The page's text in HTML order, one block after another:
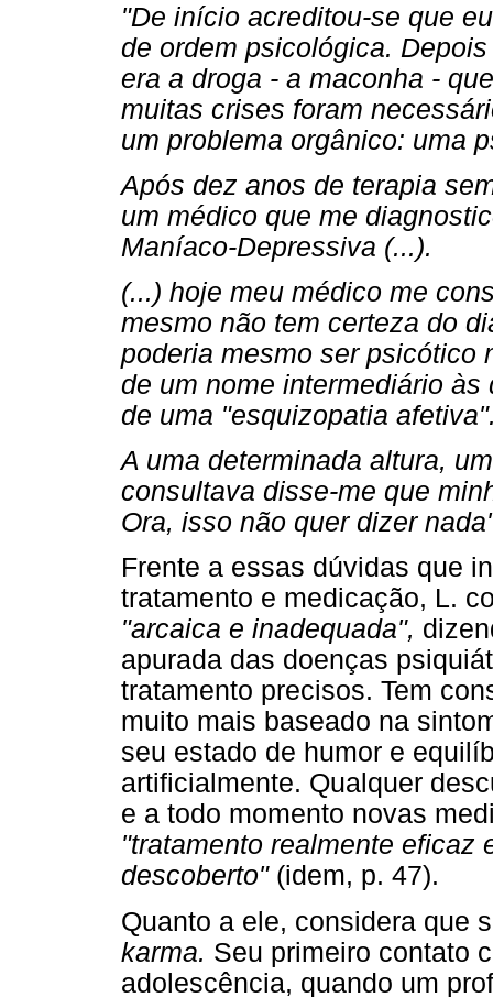
"De início acreditou-se que
de ordem psicológica.
era a droga - a maconha -
muitas crises foram
um problema orgânico: uma
Após dez anos de terapia
um médico que me
Maníaco-Depressiva (...).
(...) hoje meu médico me
mesmo não tem certeza do
poderia mesmo ser psicótico
de um nome intermediário
de uma "esquizopatia
A uma determinada altura,
consultava disse-me que
Ora, isso não quer dizer
Frente a essas dúvidas que
tratamento e medicação, L.
"arcaica e inadequada",
apurada das doenças
tratamento precisos. Tem
muito mais baseado na
seu estado de humor e
artificialmente. Qualquer
e a todo momento novas
"tratamento realmente eficaz
descoberto"(idem, p. 47).
Quanto a ele, considera que
karma. Seu primeiro contato
adolescência, quando um